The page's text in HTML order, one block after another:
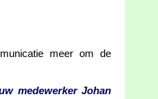
meer om de
medewerker Johan